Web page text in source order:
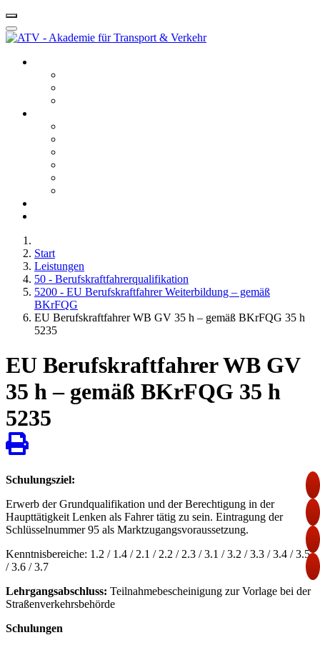
Start
Leistungen
50 - Berufskraftfahrerqualifikation
5200 - EU Berufskraftfahrer Weiterbildung – gemäß
BKrFQG
EU Berufskraftfahrer WB GV 35 h – gemäß BKrFQG 35 h
5235
EU Berufskraftfahrer WB GV
35 h – gemäß BKrFQG 35 h
5235
Schulungsziel:
Erwerb der Grundqualifikation und der Berechtigung in der
Haupttätigkeit Lenken als Fahrer tätig zu sein. Eintragung der
Schlüsselnummer 95 als Marktzugangsvoraussetzung.
Kenntnisbereiche: 1.2 / 1.4 / 2.1 / 2.2 / 2.3 / 3.1 / 3.2 / 3.3 / 3.4 / 3.5
/ 3.6 / 3.7
Lehrgangsabschluss: Teilnahmebescheinigung zur Vorlage bei der
Straßenverkehrsbehörde
Schulungen